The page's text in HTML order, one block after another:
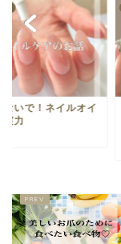
ないで！ネイルオイ
実力